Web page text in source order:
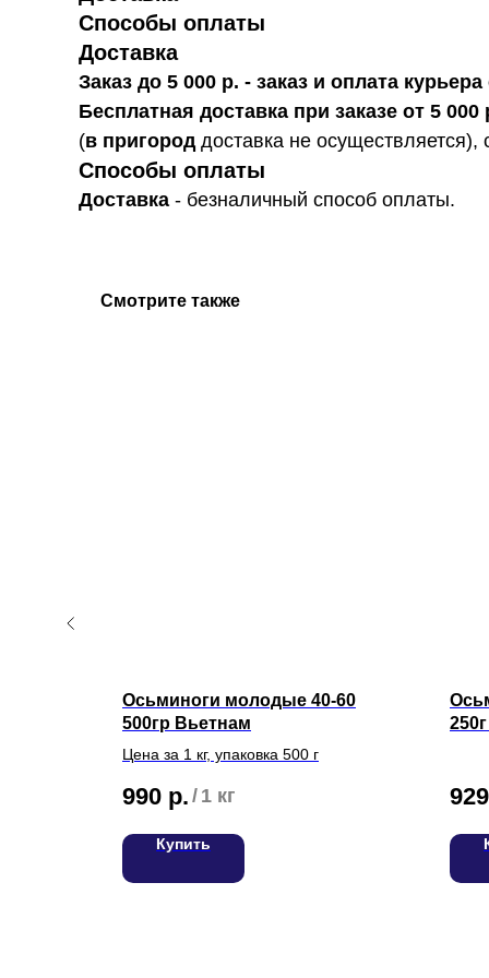
Способы оплаты
Доставка
Заказ до 5 000 р. - заказ и оплата
Бесплатная доставка при заказе от 5 000
(в пригород доставка не осуществляется),
Способы оплаты
Доставка - безналичный способ оплаты.
Смотрите также
Осьминоги молодые 40-60
500гр Вьетнам
Цена за 1 кг, упаковка 500 г
990 р. / 1 кг
Купить
929